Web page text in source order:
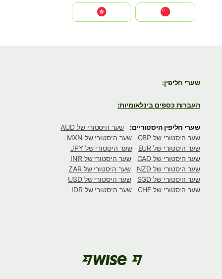
שערי חליפין:
העברות כספים בינלאומיות:
שערי חליפין היסטוריים:
שער היסטורי של AUD
שער היסטורי של GBP
שער היסטורי של MXN
שער היסטורי של EUR
שער היסטורי של JPY
שער היסטורי של CAD
שער היסטורי של INR
שער היסטורי של NZD
שער היסטורי של ZAR
שער היסטורי של SGD
שער היסטורי של USD
שער היסטורי של CHF
שער היסטורי של IDR